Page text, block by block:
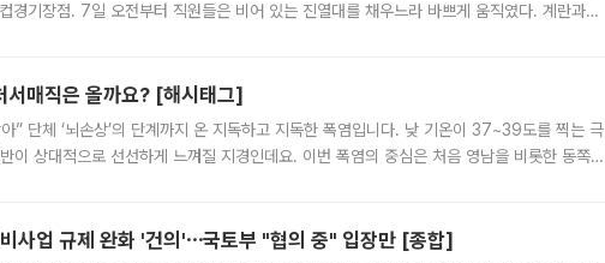
경기장점. 7일 오전부터 직원들은 비어 있는 진열대를 채우느라 바쁘게 움직였다. 계란과
서매직은 올까요? [해시태그]
” 단체 ‘뇌손상’의 단계까지 온 지독하고 지독한 폭염입니다. 낮 기온이 37~39도를 찍는 극
이 상대적으로 선선하게 느껴질 지경인데요. 이번 폭염의 중심은 처음 영남을 비롯한 동쪽
사업 규제 완화 '건의'⋯국토부 "협의 중" 입장만 [종합]